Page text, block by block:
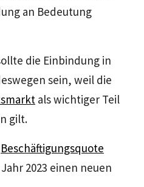
an Bedeutung
die Einbindung in
sein, weil die
als wichtiger Teil
gilt.
Beschäftigungsquote
2023 einen neuen